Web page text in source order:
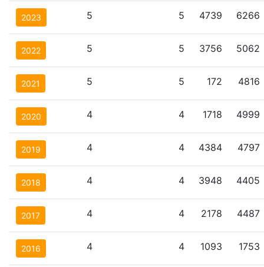
2023 5 5 4739 6266
2022 5 5 3756 5062
2021 5 5 172 4816
2020 4 4 1718 4999
2019 4 4 4384 4797
2018 4 4 3948 4405
2017 4 4 2178 4487
2016 4 4 1093 1753